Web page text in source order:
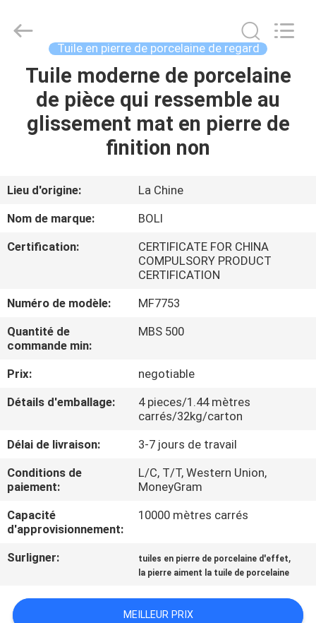
MAISON
VIDÉOS
À
DE
NOUS
VISITE
DE
CONTRÔLE
DE
LA
QUALITÉ
CONTACTER
CERAMICS
Reserved.
Tuile en pierre de porcelaine de regard
Tuile moderne de porcelaine
de pièce qui ressemble au
glissement mat en pierre de
finition non
Lieu d'origine:
La Chine
Nom de marque:
BOLI
Certification:
CERTIFICATE FOR CHINA
COMPULSORY PRODUCT
CERTIFICATION
Numéro de modèle:
MF7753
Quantité de
commande min:
MBS 500
Prix:
negotiable
Détails d'emballage:
4 pieces/1.44 mètres
carrés/32kg/carton
Délai de livraison:
3-7 jours de travail
Conditions de
paiement:
L/C, T/T, Western Union,
MoneyGram
Capacité
d'approvisionnement:
10000 mètres carrés
Surligner: tuiles en pierre de porcelaine d'effet,
la pierre aiment la tuile de porcelaine
MEILLEUR PRIX